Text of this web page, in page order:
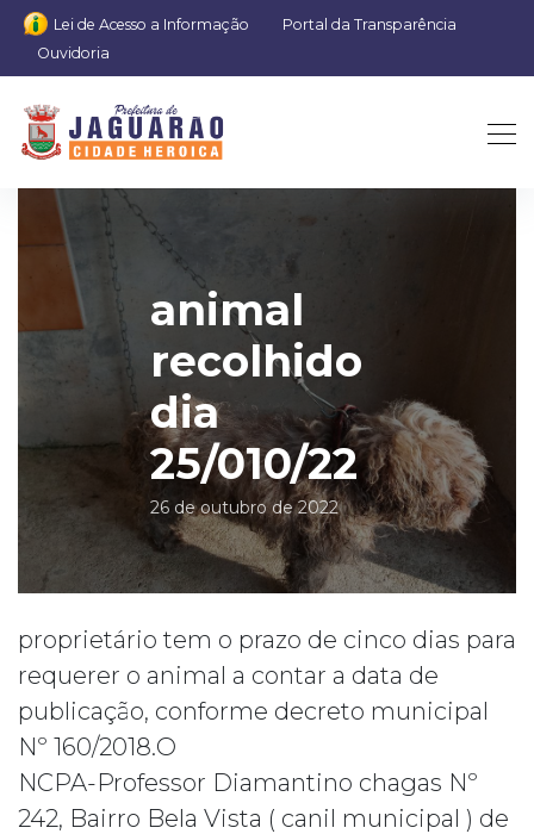
Lei de Acesso a Informação
Portal da Transparência
Ouvidoria
animal
recolhido
dia
25/010/22
26 de outubro de 2022
proprietário tem o prazo de cinco dias para
requerer o animal a contar a data de
publicação, conforme decreto municipal
Nº 160/2018.O
NCPA-Professor Diamantino chagas Nº
242, Bairro Bela Vista ( canil municipal ) de